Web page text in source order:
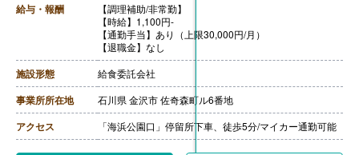
給与・報酬
【調理補助/非常勤】
【時給】1,100円-
【通勤手当】あり（上限30,000円/月）
【退職金】なし
施設形態 給食委託会社
事業所所在地 石川県 金沢市 佐奇森町ル6番地
アクセス 「海浜公園口」停留所下車、徒歩5分/マイカー通勤可能